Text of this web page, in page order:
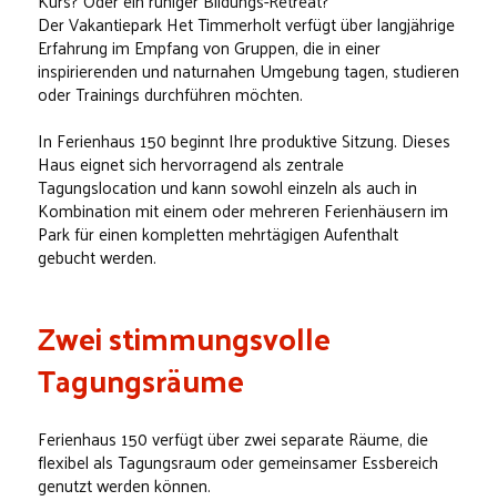
Der Vakantiepark Het Timmerholt verfügt über langjährige
Erfahrung im Empfang von Gruppen, die in einer
inspirierenden und naturnahen Umgebung tagen, studieren
oder Trainings durchführen möchten.
In Ferienhaus 150 beginnt Ihre produktive Sitzung. Dieses
Haus eignet sich hervorragend als zentrale
Tagungslocation und kann sowohl einzeln als auch in
Kombination mit einem oder mehreren Ferienhäusern im
Park für einen kompletten mehrtägigen Aufenthalt
gebucht werden.
Zwei stimmungsvolle
Tagungsräume
Ferienhaus 150 verfügt über zwei separate Räume, die
flexibel als Tagungsraum oder gemeinsamer Essbereich
genutzt werden können.